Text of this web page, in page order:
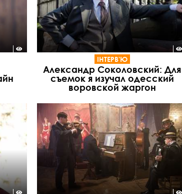
ІНТЕРВ'Ю
Александр Соколовский: Для
съемок я изучал одесский
воровской жаргон